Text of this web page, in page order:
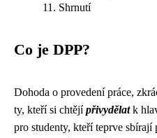
Shrnutí
Co je DPP?
Dohoda o provedení práce,
ty, kteří si chtějípřivydělatk
pro studenty, kteří teprve